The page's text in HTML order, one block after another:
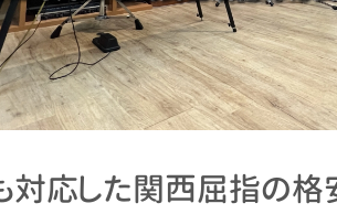
応した関西屈指の格